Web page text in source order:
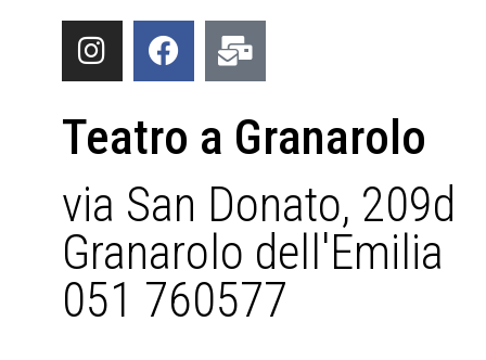
Teatro a Granarolo
via San Donato, 209d
Granarolo dell'Emilia
051 760577